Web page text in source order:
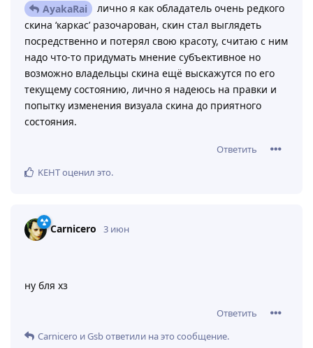
AyakaRai
лично я как обладатель очень редкого
скина ‘каркас’ разочарован, скин стал выглядеть
посредственно и потерял свою красоту, считаю с ним
надо что-то придумать мнение субъективное но
возможно владельцы скина ещё выскажутся по его
текущему состоянию, лично я надеюсь на правки и
попытку изменения визуала скина до приятного
состояния.
Ответить
KEHTоценил это.
Carnicero 3 июн